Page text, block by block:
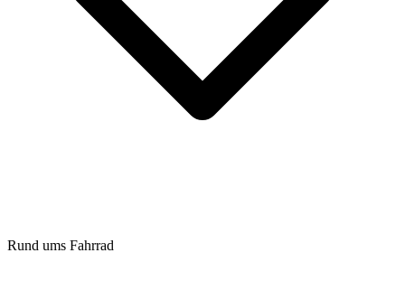
Rund ums Fahrrad